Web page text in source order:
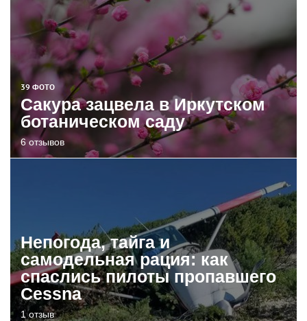
39 ФОТО
Сакура зацвела в Иркутском
ботаническом саду
6 отзывов
Непогода, тайга и
самодельная рация: как
спаслись пилоты пропавшего
Cessna
1 отзыв